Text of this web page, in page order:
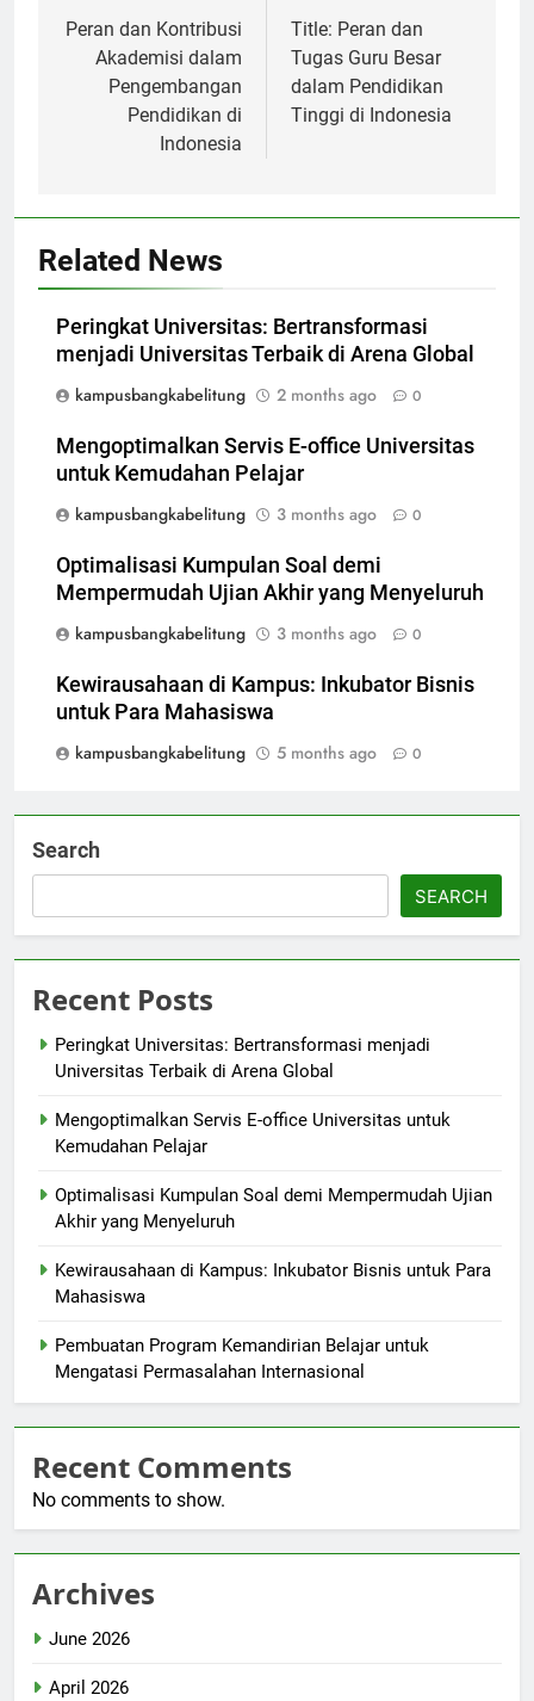
navigation
Peran dan Kontribusi
Akademisi dalam
Pengembangan
Pendidikan di
Indonesia
Title: Peran dan
Tugas Guru Besar
dalam Pendidikan
Tinggi di Indonesia
Related News
Peringkat Universitas: Bertransformasi
menjadi Universitas Terbaik di Arena Global
kampusbangkabelitung
2 months ago 0
Mengoptimalkan Servis E-office Universitas
untuk Kemudahan Pelajar
kampusbangkabelitung
3 months ago 0
Optimalisasi Kumpulan Soal demi
Mempermudah Ujian Akhir yang Menyeluruh
kampusbangkabelitung
3 months ago 0
Kewirausahaan di Kampus: Inkubator Bisnis
untuk Para Mahasiswa
kampusbangkabelitung
5 months ago 0
Search
SEARCH
Recent Posts
Peringkat Universitas: Bertransformasi menjadi
Universitas Terbaik di Arena Global
Mengoptimalkan Servis E-office Universitas untuk
Kemudahan Pelajar
Optimalisasi Kumpulan Soal demi Mempermudah Ujian
Akhir yang Menyeluruh
Kewirausahaan di Kampus: Inkubator Bisnis untuk Para
Mahasiswa
Pembuatan Program Kemandirian Belajar untuk
Mengatasi Permasalahan Internasional
Recent Comments
No comments to show.
Archives
June 2026
April 2026